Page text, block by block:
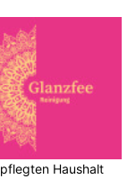
Haushalt